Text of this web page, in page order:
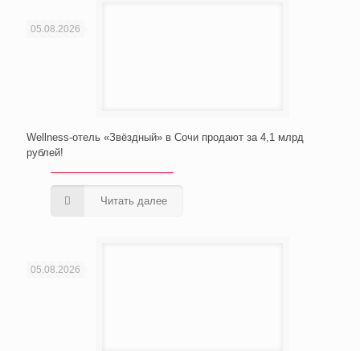
05.08.2026
Wellness-отель «Звёздный» в Сочи продают за 4,1 млрд
рублей!
Читать далее
05.08.2026